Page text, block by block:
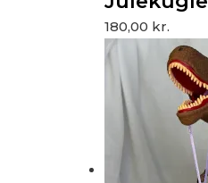
180,00 kr.